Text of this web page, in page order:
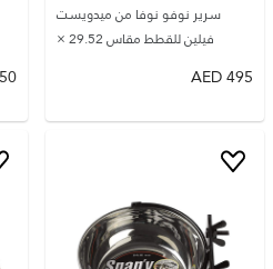
سرير نوفو نوفا من ميدويست
فيلين للقطط مقاس 29.52 ×
495
AED